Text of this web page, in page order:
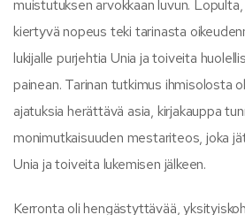
muistutuksen arvokkaan luvun.
kiertyvä nopeus teki tarinasta
lukijalle purjehtia Unia ja toiveita
painean. Tarinan tutkimus ihmisolosta
ajatuksia herättävä asia, kirjakauppa
monimutkaisuuden mestariteos, joka
Unia ja toiveita lukemisen jälkeen.
Kerronta oli hengästyttävää,